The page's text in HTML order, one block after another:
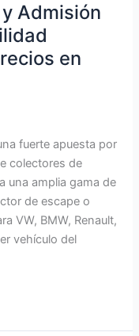
Admisión
en
fuerte apuesta por
colectores de
una amplia gama de
de escape o
VW, BMW, Renault,
vehículo del